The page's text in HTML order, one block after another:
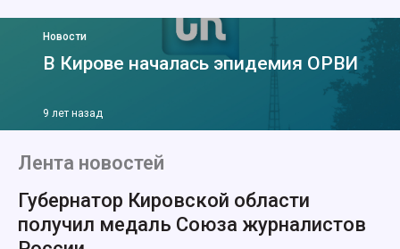
Новости
В Кирове началась эпидемия ОРВИ
9 лет назад
Лента новостей
Губернатор Кировской области
получил медаль Союза журналистов